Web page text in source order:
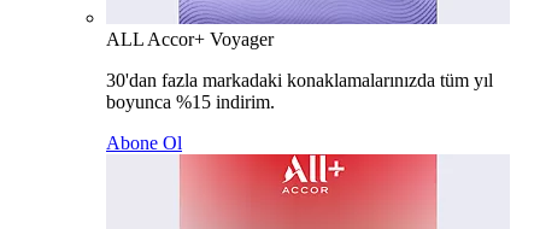
ALL Accor+ Voyager
30'dan fazla markadaki konaklamalarınızda tüm yıl
boyunca %15 indirim.
Abone Ol